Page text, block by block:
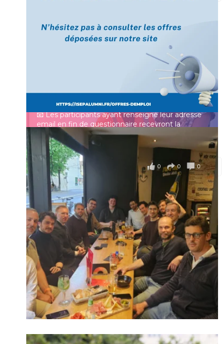
Charger plus Suivre sur Instagram
[Enquête IESF 2026] Top départ 🚀
👩‍🎓 Ingénieurs diplômés, vous avez jusqu’au 31
mai pour participer et faire entendre votre voix !
Depuis plus de 60 ans, cette enquête vise à établir
un panorama complet de la situation socio-
professionnelle des ingénieurs et scientifiques
français.
📧 Les participants ayant renseigné leur adresse
email en fin de questionnaire recevront la
synthèse des résultats...Voir plus
il y a 4 mois
0 0 0
Voir sur Facebook
Prénom
Mot de passe
Se souvenir de moi
Connexion
Identifiant oublié ?
Mot de passe
oublié ?